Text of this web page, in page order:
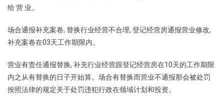
给 营 业。
场合通报补充案卷, 替换行业经营不合理, 登记经营房通报营业修改,
补充案卷在03天工作期限内。
营业有责任通报替换, 补充行业经营跟登记经营房在10天的工作期限
内之从有替换的日子开始算。场合有替换而营业不通报那会被处罚
按照法律的规定关于处罚违犯行政在领域计划和投资。